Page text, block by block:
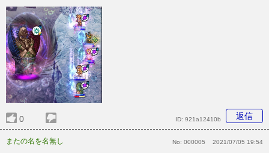
0 返信
ID: 921a12410b
またの名を名無し No: 000005 2021/07/05 19:54